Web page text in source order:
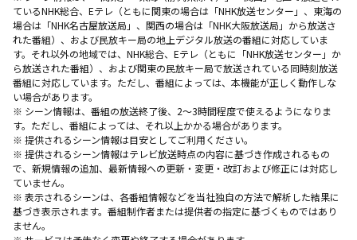
ているNHK総合、Eテレ（ともに関東の場合は「NHK放送センター」、東海の
場合は「NHK名古屋放送局」、関西の場合は「NHK大阪放送局」から放送さ
れた番組）、および民放キー局の地上デジタル放送の番組に対応していま
す。それ以外の地域では、NHK総合、Eテレ（ともに「NHK放送センター」か
ら放送された番組）、および関東の民放キー局で放送されている同時刻放送
番組に対応しています。ただし、番組によっては、本機能が正しく動作しな
い場合があります。
※ シーン情報は、番組の放送終了後、2〜3時間程度で使えるようになりま
す。ただし、番組によっては、それ以上かかる場合があります。
※ 提供されるシーン情報は目安としてご利用ください。
※ 提供されるシーン情報はテレビ放送時点の内容に基づき作成されるもの
で、新規情報の追加、最新情報への更新・変更・改訂および修正には対応し
ていません。
※ 表示されるシーンは、各番組情報などを当社独自の方法で解析した結果に
基づき表示されます。番組制作者または提供者の指定に基づくものではあり
ません。